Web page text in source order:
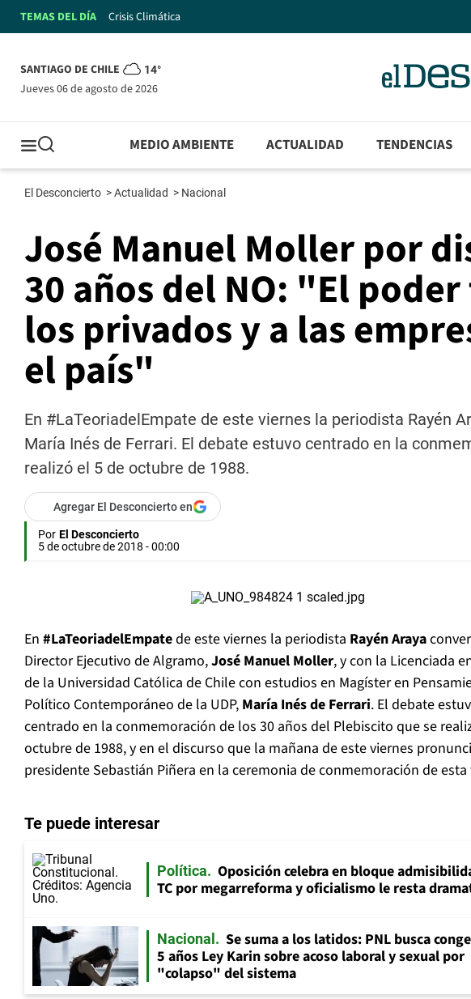
TEMAS DEL DÍA Crisis Climática
SANTIAGO DE CHILE 14°
jueves 06 de agosto de 2026
MEDIO AMBIENTE ACTUALIDAD TENDENCIAS
El Desconcierto >Actualidad > Nacional
José Manuel Moller por
30 años del NO: "El
los privados y a las
el país"
En #LaTeoriadelEmpate de este viernes la periodista Rayén
María Inés de Ferrari. El debate estuvo centrado en la
realizó el 5 de octubre de 1988.
Agregar El Desconcierto en
Por El Desconcierto
5 de octubre de 2018 - 00:00
En #LaTeoriadelEmpatede este viernes la periodista Rayén Araya
Director Ejecutivo de Algramo,José Manuel Moller, y con la Licenciada
de la Universidad Católica de Chile con estudios en Magíster en
Político Contemporáneo de la UDP, María Inés de Ferrari. El debate
centrado en la conmemoración de los 30 años del Plebiscito que se
octubre de 1988, y en el discurso que la mañana de este viernes
presidente Sebastián Piñera en la ceremonia de conmemoración de esta
Te puede interesar
Política
Oposición celebra en bloque
TC por megarreforma y oficialismo le resta
Nacional
Se suma a los latidos: PNL busca
5 años Ley Karin sobre acoso laboral y sexual por
"colapso" del sistema